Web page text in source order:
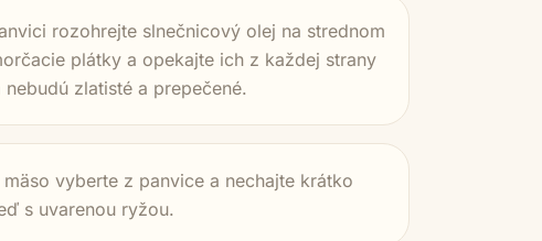
rozohrejte slnečnicový olej na strednom
plátky a opekajte ich z každej strany
zlatisté a prepečené.
vyberte z panvice a nechajte krátko
s uvarenou ryžou.